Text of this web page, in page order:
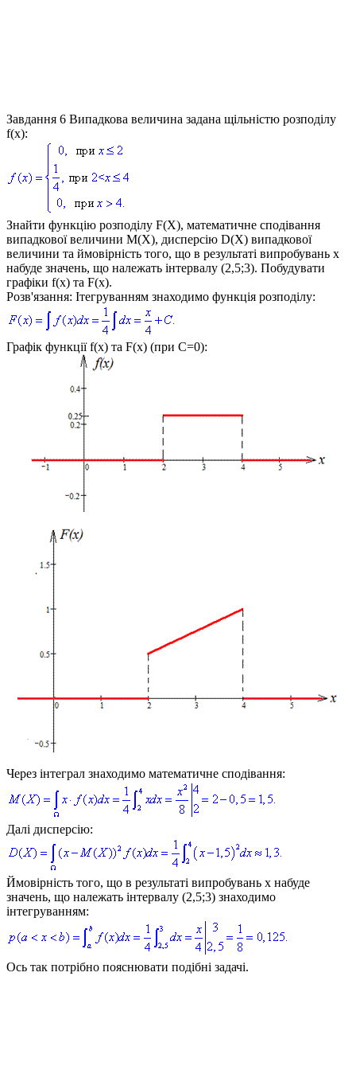
Завдання 6 Випадкова величина задана щільністю розподілу
f(x):
Знайти функцію розподілу F(X), математичне сподівання
випадкової величини M(X), дисперсію D(X) випадкової
величини та ймовірність того, що в результаті випробувань x
набуде значень, що належать інтервалу (2,5;3). Побудувати
графіки f(x) та F(x).
Розв'язання: Ітегруванням знаходимо функція розподілу:
Графік функціїf(x) та F(x) (при C=0):
Через інтеграл знаходимо математичне сподівання:
Далі дисперсію:
Ймовірність того, що в результаті випробувань x набуде
значень, що належать інтервалу (2,5;3) знаходимо
інтегруванням:
Ось так потрібно пояснювати подібні задачі.